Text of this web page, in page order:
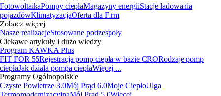
FotowoltaikaPompy ciepłaMagazyny energiiStacje ładowania
pojazdówKlimatyzacjaOferta dla Firm
Zobacz więcej
Nasze realizacjeStosowane podzespoły
Ciekawe artykuły i dużo wiedzy
Program KAWKA Plus
FIT FOR 55Rejestracja pomp ciepła w bazie CRORodzaje pomp
ciepłaJak działa pompa ciepłaWięcej ...
Programy Ogólnopolskie
Czyste Powietrze 3.0Mój Prąd 6.0Moje CiepłoUlga
TermomodernizacyjnaMój Prąd 5.0Więcej ...